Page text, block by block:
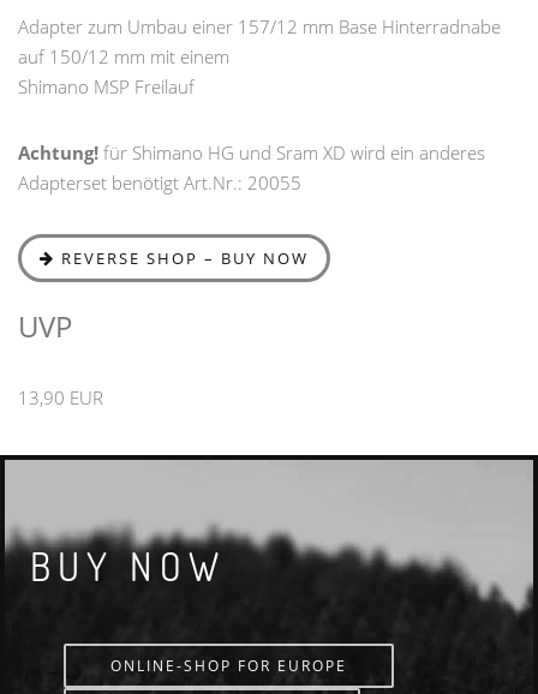
Adapter zum Umbau einer 157/12 mm Base Hinterradnabe
auf 150/12 mm mit einem
Shimano MSP Freilauf
Achtung! für Shimano HG und Sram XD wird ein anderes
Adapterset benötigt Art.Nr.: 20055
REVERSE SHOP – BUY NOW
UVP
13,90 EUR
BUY NOW
ONLINE-SHOP FOR EUROPE